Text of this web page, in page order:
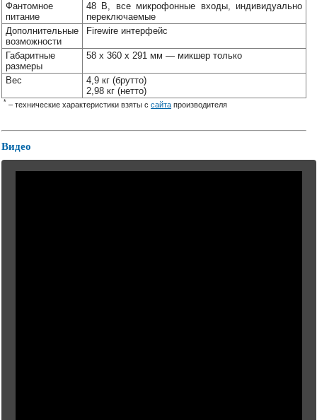
Фантомное
питание
48 В, все микрофонные входы, индивидуально
переключаемые
Дополнительные
возможности
Firewire интерфейс
Габаритные
размеры
58 x 360 x 291 мм — микшер только
Вес
4,9 кг (брутто)
2,98 кг (нетто)
* – технические характеристики взяты с сайта производителя
Видео